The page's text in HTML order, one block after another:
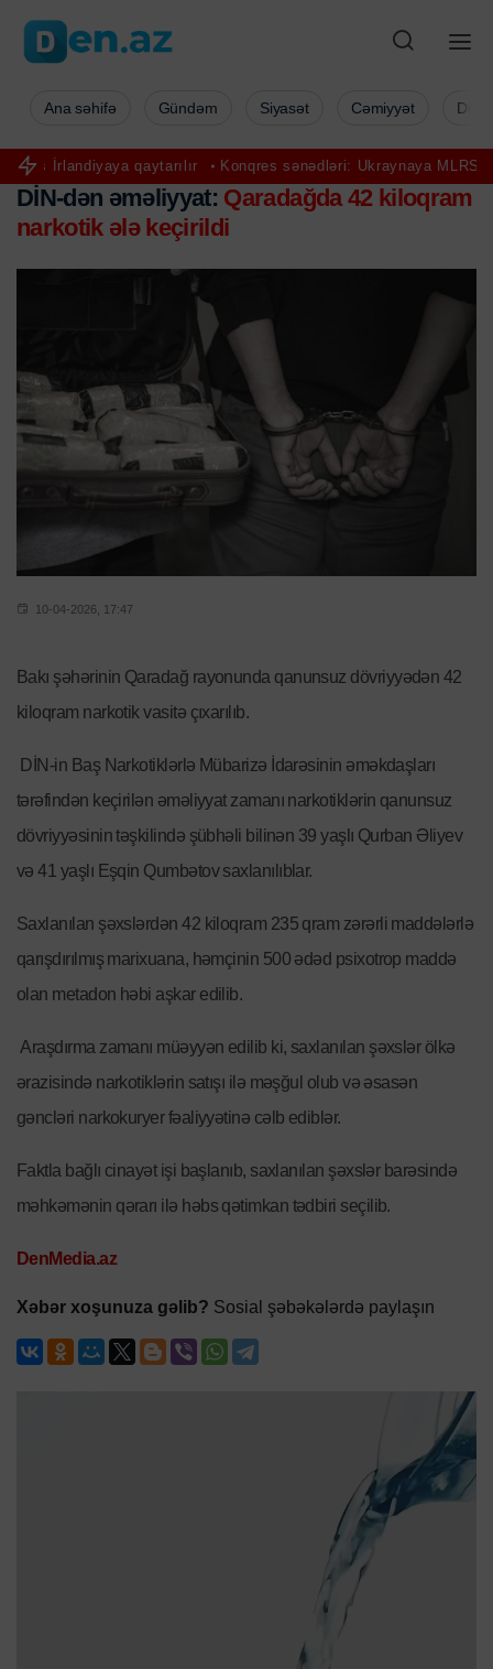
qaytarılır Konqres sənədləri: Ukraynaya MLRS və
Ana səhifə Gündəm Siyasət Cəmiyyət
DİN-dən əməliyyat: Qaradağda 42 kiloqram
narkotik ələ keçirildi
10-04-2026, 17:47
Bakı şəhərinin Qaradağ rayonunda qanunsuz dövriyyədən 42
kiloqram narkotik vasitə çıxarılıb.
DİN-in Baş Narkotiklərlə Mübarizə İdarəsinin əməkdaşları
tərəfindən keçirilən əməliyyat zamanı narkotiklərin qanunsuz
dövriyyəsinin təşkilində şübhəli bilinən 39 yaşlı Qurban Əliyev
və 41 yaşlı Eşqin Qumbətov saxlanılıblar.
Saxlanılan şəxslərdən 42 kiloqram 235 qram zərərli maddələrlə
qarışdırılmış marixuana, həmçinin 500 ədəd psixotrop maddə
olan metadon həbi aşkar edilib.
Araşdırma zamanı müəyyən edilib ki, saxlanılan şəxslər ölkə
ərazisində narkotiklərin satışı ilə məşğul olub və əsasən
gəncləri narkokuryer fəaliyyətinə cəlb ediblər.
Faktla bağlı cinayət işi başlanıb, saxlanılan şəxslər barəsində
məhkəmənin qərarı ilə həbs qətimkan tədbiri seçilib.
DenMedia.az
Xəbər xoşunuza gəlib? Sosial şəbəkələrdə paylaşın